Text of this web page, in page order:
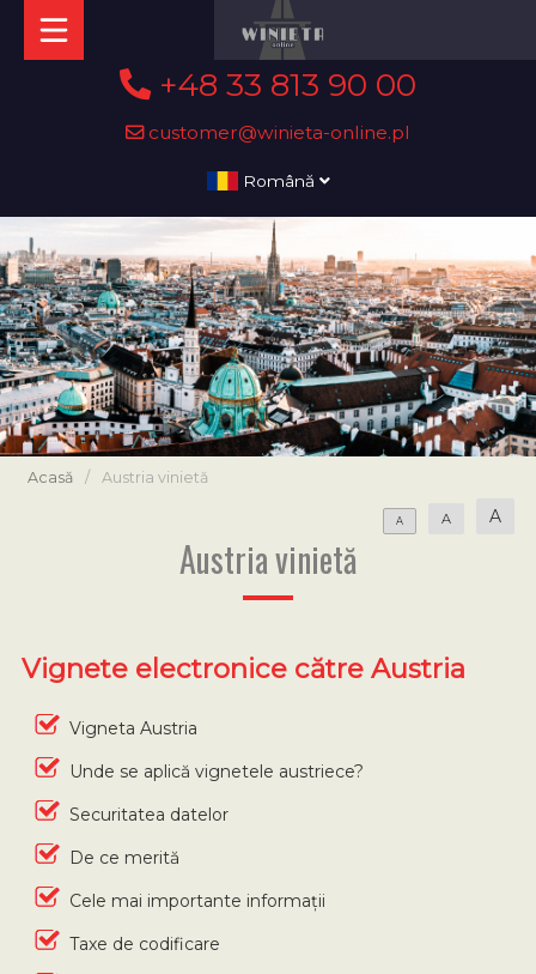
+48 33 813 90 00
customer@winieta-online.pl
Română
Acasă / Austria vinietă
A A A
Austria vinietă
Vignete electronice către Austria
Vigneta Austria
Unde se aplică vignetele austriece?
Securitatea datelor
De ce merită
Cele mai importante informații
Taxe de codificare